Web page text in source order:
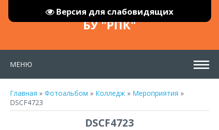
Версия для слабовидящих
БУ "РПК"
МЕНЮ
Главная » Фотоальбом » Колледж » Мероприятия »
DSCF4723
DSCF4723